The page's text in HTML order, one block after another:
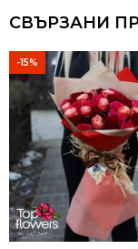
СВЪРЗАНИ
-15%